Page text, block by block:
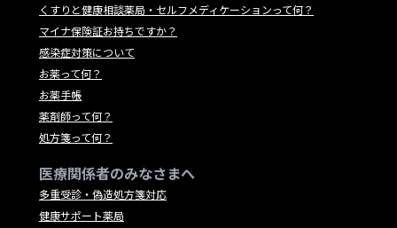
くすりと健康相談薬局・セルフメディケーションって何？
マイナ保険証お持ちですか？
感染症対策について
お薬って何？
お薬手帳
薬剤師って何？
処方箋って何？
医療関係者のみなさまへ
多重受診・偽造処方箋対応
健康サポート薬局